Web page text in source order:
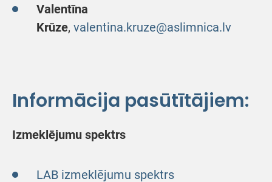
Valentīna
Krūze, valentina.kruze@aslimnica.lv
Informācija pasūtītājiem:
Izmeklējumu spektrs
LAB izmeklējumu spektrs